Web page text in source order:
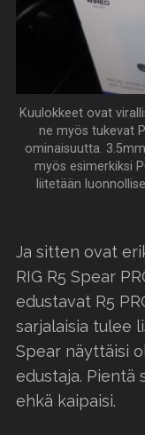
Kuulokkeet ovat
ne myös tukevat
ominaisuutta.
myös esimerkiksi
liitetään
Ja sitten ovat
RIG R5 Spear
edustavat R5
sarjalaisia tulee
Spear näyttäisi
edustaja. Pientä
ehkä kaipaisi.